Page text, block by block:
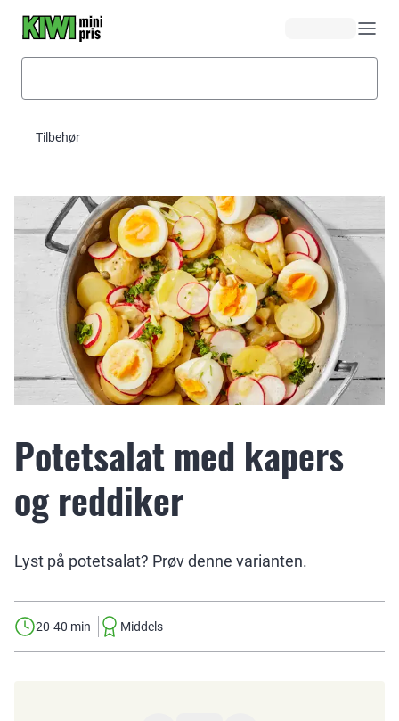
Tilbehør
Potetsalat med kapers
og reddiker
Lyst på potetsalat? Prøv denne varianten.
20-40 min Middels